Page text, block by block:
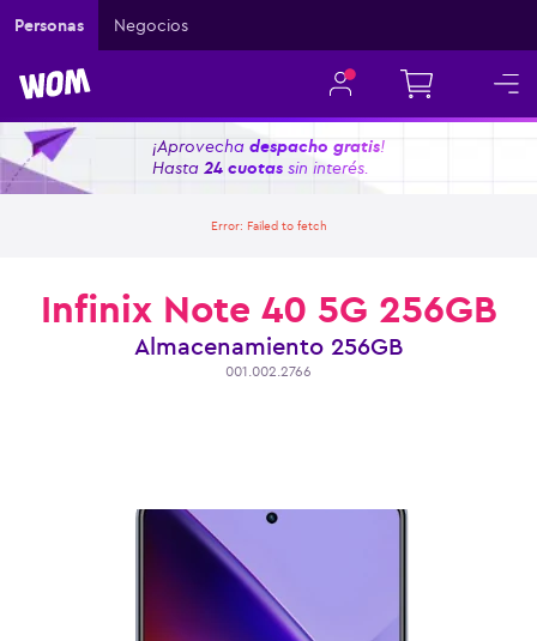
Personas Negocios
¡Aprovecha despacho gratis!
Hasta 24 cuotas sin interés.
Error: Failed to fetch
Infinix Note 40 5G 256GB
Almacenamiento 256GB
001.002.2766